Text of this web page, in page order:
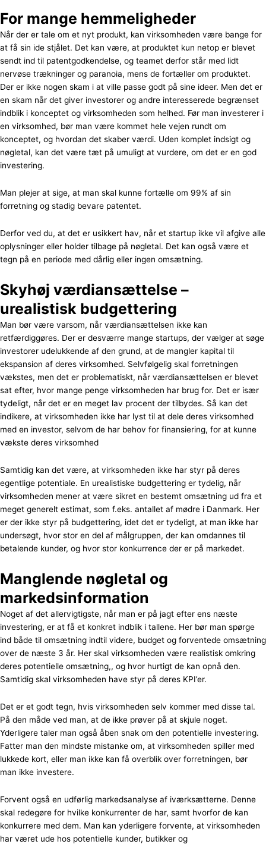
For mange hemmeligheder
Når der er tale om et nyt produkt, kan virksomheden være bange for
at få sin ide stjålet. Det kan være, at produktet kun netop er blevet
sendt ind til patentgodkendelse, og teamet derfor står med lidt
nervøse trækninger og paranoia, mens de fortæller om produktet.
Der er ikke nogen skam i at ville passe godt på sine ideer. Men det er
en skam når det giver investorer og andre interesserede begrænset
indblik i konceptet og virksomheden som helhed. Før man investerer i
en virksomhed, bør man være kommet hele vejen rundt om
konceptet, og hvordan det skaber værdi. Uden komplet indsigt og
nøgletal, kan det være tæt på umuligt at vurdere, om det er en god
investering.
Man plejer at sige, at man skal kunne fortælle om 99% af sin
forretning og stadig bevare patentet.
Derfor ved du, at det er usikkert hav, når et startup ikke vil afgive alle
oplysninger eller holder tilbage på nøgletal. Det kan også være et
tegn på en periode med dårlig eller ingen omsætning.
Skyhøj værdiansættelse –
urealistisk budgettering
Man bør være varsom, når værdiansættelsen ikke kan
retfærdiggøres. Der er desværre mange startups, der vælger at søge
investorer udelukkende af den grund, at de mangler kapital til
ekspansion af deres virksomhed. Selvfølgelig skal forretningen
vækstes, men det er problematiskt, når værdiansættelsen er blevet
sat efter, hvor mange penge virksomheden har brug for. Det er især
tydeligt, når det er en meget lav procent der tilbydes. Så kan det
indikere, at virksomheden ikke har lyst til at dele deres virksomhed
med en investor, selvom de har behov for finansiering, for at kunne
vækste deres virksomhed
Samtidig kan det være, at virksomheden ikke har styr på deres
egentlige potentiale. En urealistiske budgettering er tydelig, når
virksomheden mener at være sikret en bestemt omsætning ud fra et
meget generelt estimat, som f.eks. antallet af mødre i Danmark. Her
er der ikke styr på budgettering, idet det er tydeligt, at man ikke har
undersøgt, hvor stor en del af målgruppen, der kan omdannes til
betalende kunder, og hvor stor konkurrence der er på markedet.
Manglende nøgletal og
markedsinformation
Noget af det allervigtigste, når man er på jagt efter ens næste
investering, er at få et konkret indblik i tallene. Her bør man spørge
ind både til omsætning indtil videre, budget og forventede omsætning
over de næste 3 år. Her skal virksomheden være realistisk omkring
deres potentielle omsætning,, og hvor hurtigt de kan opnå den.
Samtidig skal virksomheden have styr på deres KPI’er.
Det er et godt tegn, hvis virksomheden selv kommer med disse tal.
På den måde ved man, at de ikke prøver på at skjule noget.
Yderligere taler man også åben snak om den potentielle investering.
Fatter man den mindste mistanke om, at virksomheden spiller med
lukkede kort, eller man ikke kan få overblik over forretningen, bør
man ikke investere.
Forvent også en udførlig markedsanalyse af iværksætterne. Denne
skal redegøre for hvilke konkurrenter de har, samt hvorfor de kan
konkurrere med dem. Man kan yderligere forvente, at virksomheden
har været ude hos potentielle kunder, butikker og